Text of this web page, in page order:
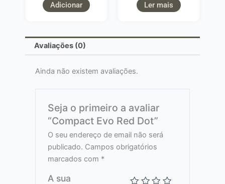
Adicionar Ler mais
Avaliações (0)
Ainda não existem avaliações.
Seja o primeiro a avaliar
“Compact Evo Red Dot”
O seu endereço de email não será
publicado. Campos obrigatórios
marcados com *
A sua